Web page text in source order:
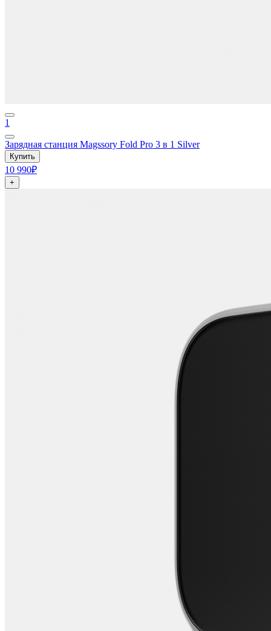
1
Зарядная станция Magssory Fold Pro 3 в 1 Silver
Купить
10 990₽
+